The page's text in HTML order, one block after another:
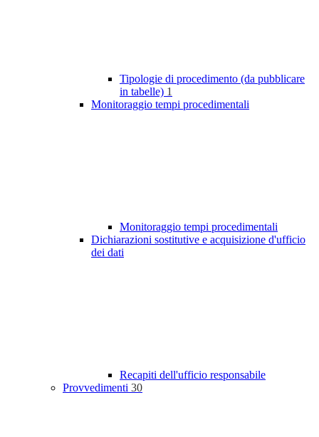
Tipologie di procedimento (da pubblicare
in tabelle) 1
Monitoraggio tempi procedimentali
Monitoraggio tempi procedimentali
Dichiarazioni sostitutive e acquisizione d'ufficio
dei dati
Recapiti dell'ufficio responsabile
Provvedimenti 30